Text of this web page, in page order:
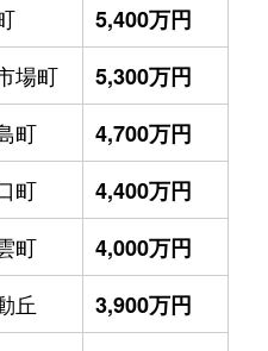
5,400万円
場町
5,300万円
町
4,700万円
町
4,400万円
町
4,000万円
丘
3,900万円